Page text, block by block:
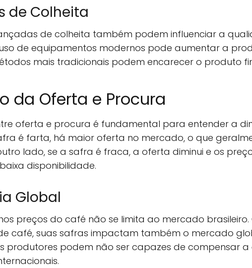
de Colheita
de colheita também podem influenciar a
de equipamentos modernos pode aumentar a
mais tradicionais podem encarecer o produto
da Oferta e Procura
oferta e procura é fundamental para entender a
é farta, há maior oferta no mercado, o que
lado, se a safra é fraca, a oferta diminui e os
disponibilidade.
Global
preços do café não se limita ao mercado
café, suas safras impactam também o mercado
produtores podem não ser capazes de compensar